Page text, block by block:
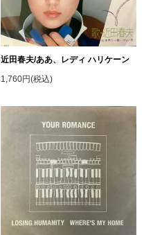
近田春夫/ああ、レディ ハリケーン
1,760円(税込)